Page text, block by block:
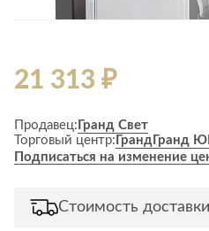
21 313 ₽
Продавец: Гранд Свет
Торговый центр: Гранд Гранд
Подписаться на изменение
Стоимость